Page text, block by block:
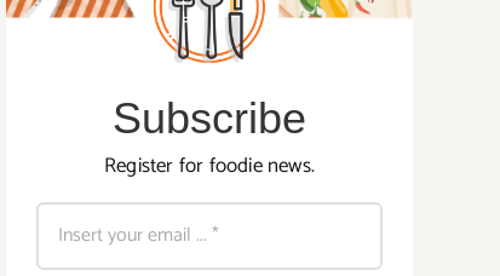
Subscribe
Register for foodie news.